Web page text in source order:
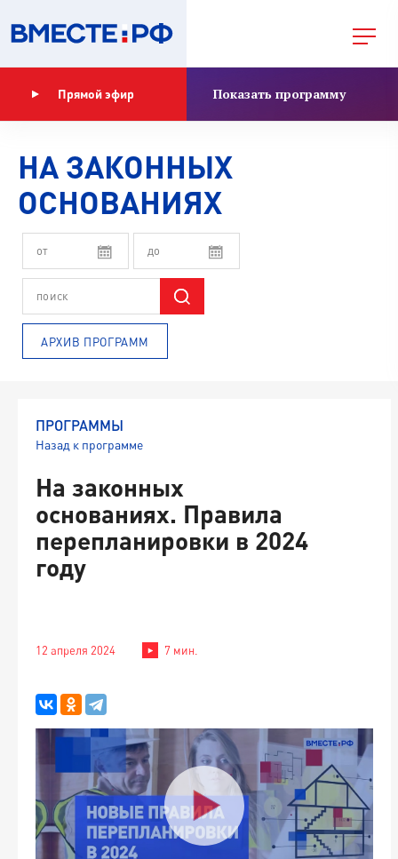
Прямой эфир Показать программу
НА ЗАКОННЫХ
ОСНОВАНИЯХ
АРХИВ ПРОГРАММ
ПРОГРАММЫ
Назад к программе
На законных
основаниях. Правила
перепланировки в 2024
году
12 апреля 2024 7 мин.